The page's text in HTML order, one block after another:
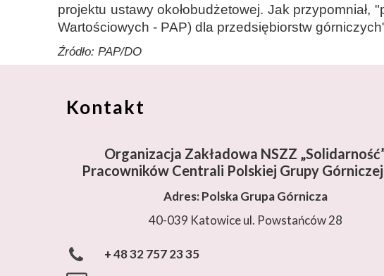
projektu ustawy okołobudżetowej. Jak
Wartościowych - PAP) dla przedsiębiorstw
Źródło: PAP/DO
Kontakt
+ 48 32 757 23 35
Adres: Polska Grupa Górnicza
40-039 Katowice ul. Powstańców 28
Organizacja Zakładowa NSZZ
Pracowników Centrali Polskiej Grupy Górniczej